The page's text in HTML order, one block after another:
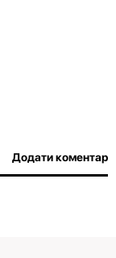
Додати коментар